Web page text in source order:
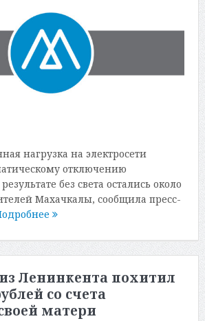
нагрузка на электросети
отключению
без света остались около
Махачкалы, сообщила пресс-
Ленинкента похитил
со счета
матери